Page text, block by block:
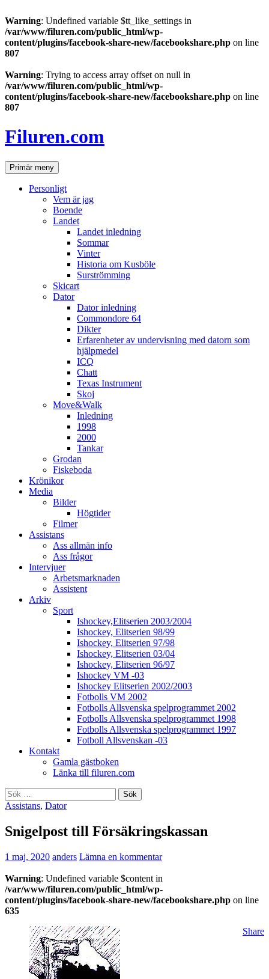
Warning: Undefined variable $tt_like_settings in
/var/www/filuren.com/public_html/wp-
content/plugins/facebook-share-new/facebookshare.php on line
807
Warning: Trying to access array offset on null in
/var/www/filuren.com/public_html/wp-
content/plugins/facebook-share-new/facebookshare.php on line
807
till
innehåll
Filuren.com
SökPrimär meny
Personligt
Vem är jag
Boende
Landet
Landet inledning
Sommar
Vinter
Historia om Kusböle
Surströmming
Skicart
Dator
Dator inledning
Commondore 64
Dikter
Erfarenheter av undervisning med datorn som
hjälpmedel
ICQ
Chatt
Texas Instrument
Skoj
Move&Walk
Inledning
1998
2000
Tankar
Grodan
Fiskeboda
Krönikor
Media
Bilder
Högtider
Filmer
Assistans
Ass allmän info
Ass frågor
Intervjuer
Arbetsmarknaden
Assistent
Arkiv
Sport
Ishockey,Elitserien 2003/2004
Ishockey, Elitserien 98/99
Ishockey, Elitserien 97/98
Ishockey, Elitserien 03/04
Ishockey, Elitserien 96/97
Ishockey VM -03
Ishockey Elitserien 2002/2003
Fotbolls VM 2002
Fotbolls Allsvenska spelprogrammet 2002
Fotbolls Allsvenska spelprogrammet 1998
Fotbolls Allsvenska spelprogrammet 1997
Fotboll Allsvenskan -03
Kontakt
Gamla gästboken
Länka till filuren.com
Sök
efter:
Assistans, Dator
Snigelpost till Försäkringskassan
1 maj, 2020 anders Lämna en kommentar
Warning: Undefined variable $content in
/var/www/filuren.com/public_html/wp-
content/plugins/facebook-share-new/facebookshare.php on line
635
Share